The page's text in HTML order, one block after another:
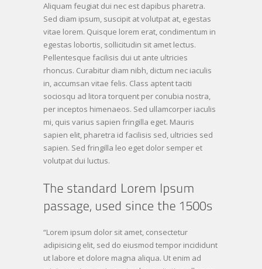
Aliquam feugiat dui nec est dapibus pharetra.
Sed diam ipsum, suscipit at volutpat at, egestas
vitae lorem. Quisque lorem erat, condimentum in
egestas lobortis, sollicitudin sit amet lectus.
Pellentesque facilisis dui ut ante ultricies
rhoncus. Curabitur diam nibh, dictum nec iaculis
in, accumsan vitae felis. Class aptent taciti
sociosqu ad litora torquent per conubia nostra,
per inceptos himenaeos. Sed ullamcorper iaculis
mi, quis varius sapien fringilla eget. Mauris
sapien elit, pharetra id facilisis sed, ultricies sed
sapien. Sed fringilla leo eget dolor semper et
volutpat dui luctus.
“Lorem ipsum dolor sit amet, consectetur
adipisicing elit, sed do eiusmod tempor incididunt
ut labore et dolore magna aliqua. Ut enim ad